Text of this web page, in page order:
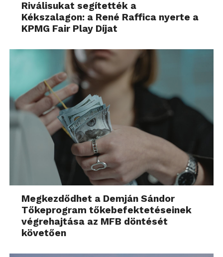
Riválisukat segítették a
Kékszalagon: a René Raffica nyerte a
KPMG Fair Play Díjat
Megkezdődhet a Demján Sándor
Tőkeprogram tőkebefektetéseinek
végrehajtása az MFB döntését
követően